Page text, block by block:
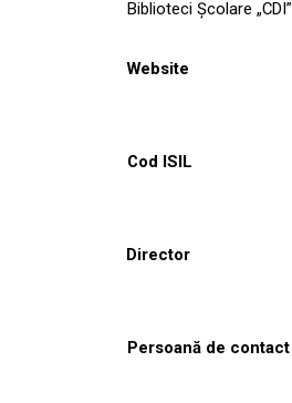
Biblioteci Școlare „CDI”
Website
Cod ISIL
Director
Persoană de contact